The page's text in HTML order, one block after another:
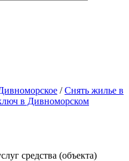
/Снять жилье в
в Дивноморском
средства (объекта)